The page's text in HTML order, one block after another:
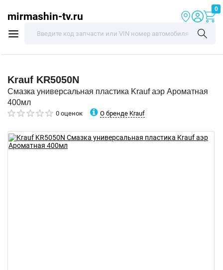
mirmashin-tv.ru
0
Krauf KR5050N
Смазка универсальная пластика Krauf аэр Ароматная
400мл
0 оценок О бренде Krauf